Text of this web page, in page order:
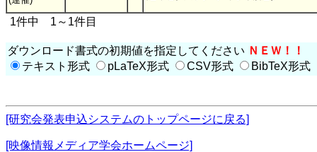
1件中 1～1件目
ダウンロード書式の初期値を指定してください ＮＥＷ！！
テキスト形式
pLaTeX形式 CSV形式 BibTeX形式
[研究会発表申込システムのトップページに戻る]
[映像情報メディア学会ホームページ]